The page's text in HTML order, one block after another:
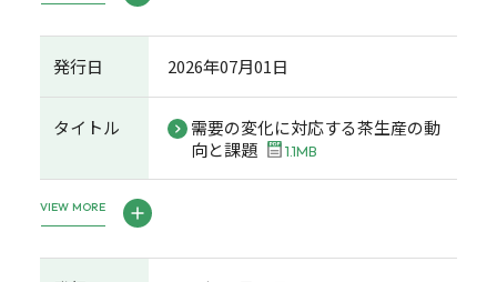
発行日 2026年07月01日
タイトル
需要の変化に対応する茶生産の動
向と課題
1.1MB
VIEW MORE